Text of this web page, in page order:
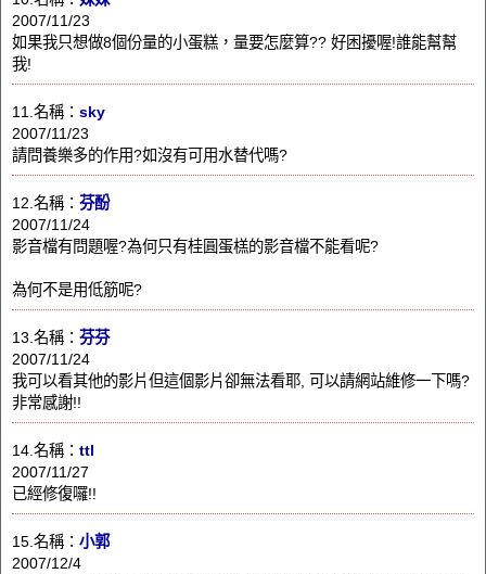
2007/11/23
如果我只想做8個份量的小蛋糕，量要怎麼算?? 好困擾喔!誰能幫幫
我!
11.名稱： sky
2007/11/23
請問養樂多的作用?如沒有可用水替代嗎?
12.名稱： 芬酚
2007/11/24
影音檔有問題喔?為何只有桂圓蛋榚的影音檔不能看呢?
為何不是用低筋呢?
13.名稱： 芬芬
2007/11/24
我可以看其他的影片但這個影片卻無法看耶, 可以請網站維修一下嗎?
非常感謝!!
14.名稱： ttl
2007/11/27
已經修復囉!!
15.名稱： 小郭
2007/12/4